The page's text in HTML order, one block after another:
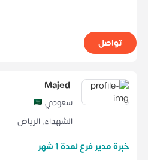
تواصل
Majed
سعودي
الشهداء, الرياض
خبرة مدير فرع لمدة 1 شهر